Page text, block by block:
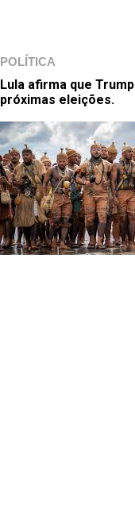
POLÍTICA
Lula afirma que
próximas eleições.